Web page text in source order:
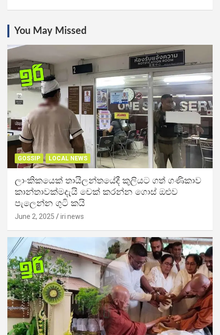
You May Missed
GOSSIP LOCAL NEWS
ලාංකිකයෙක් තායිලන්තයේදී කුලියට ගත් ගණිකාව
කාන්තාවක්මදැයි චෙක් කරන්න ගොස් ඔළුව
පැලෙන්න ගුටි කයි
June 2, 2025 iri news